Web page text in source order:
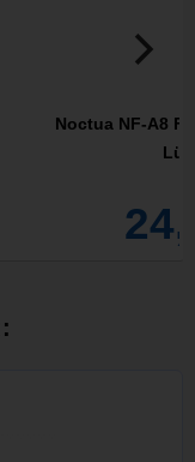
Noctua NF-A8